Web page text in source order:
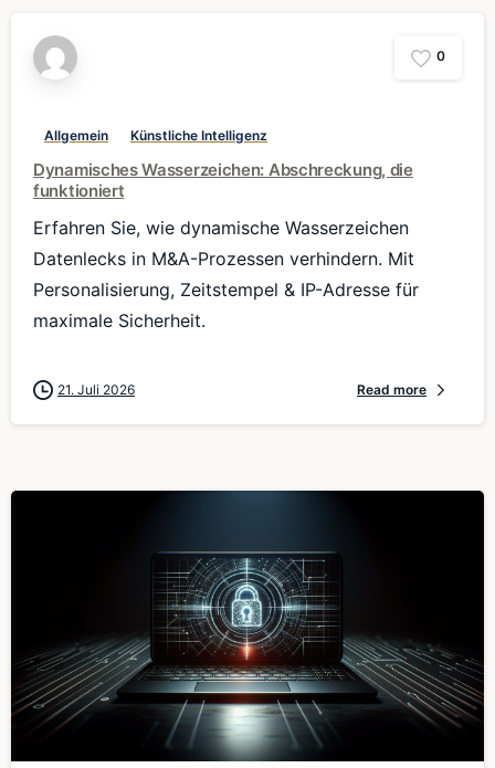
0
Allgemein Künstliche Intelligenz
Dynamisches Wasserzeichen: Abschreckung, die
funktioniert
Erfahren Sie, wie dynamische Wasserzeichen
Datenlecks in M&A-Prozessen verhindern. Mit
Personalisierung, Zeitstempel & IP-Adresse für
maximale Sicherheit.
21. Juli 2026 Read more
0